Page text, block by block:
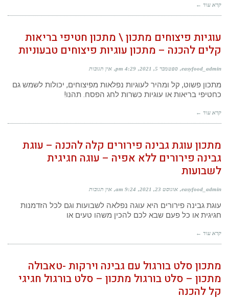
קרא עוד ←
עוגיות פיצוחים מתכון \ מתכון חטיפי בריאות
קלים להכנה – מתכון עוגיות פיצוחים טבעוניות
easyfood_admin ספטמבר 5, 2021 4:29 pm אין תגובות
מתכון פשוט, קל ומהיר לעוגיות נפלאות מפיצוחים, יכולות לשמש גם
כחטיפי בריאות או עוגיות כשרות לחג הפסח. תהנו!
קרא עוד ←
מתכון עוגת גבינה פירורים קלה להכנה – עוגת
גבינה פירורים ללא אפיה – עוגה חגיגית
לשבועות
easyfood_admin אוגוסט 23, 2021 9:24 am אין תגובות
עוגת גבינה פירורים היא עוגה נפלאה לשבועות וגם לכל הזדמנות
חגיגית או כל פעם שבא לכם להכין משהו טעים או
קרא עוד ←
מתכון סלט בורגול עם גבינה וירקות -טאבולה
מתכון – סלט בורגול מתכון – סלט בורגול חגיגי
קל להכנה